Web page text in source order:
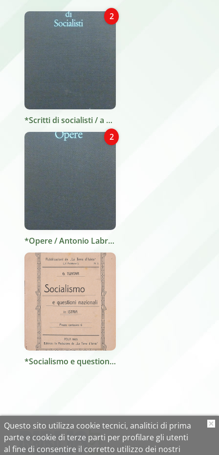
*Scritti di socialisti / a cura di Gian Mario Bravo. - Napoli : F. Rossi, c1972. - 679 p. ; 22 cm.
2
*Opere / Antonio Labriola ; a cura di Franco Sbarberi. - Napoli : F. Rossi, 1972. - 556 p. ; 22 cm.
2
*Socialismo e questioni nazionali in Istria / G. Tuntar. - Pola : La Terra d'Istria, 1905. - 7 p. ; 18 cm. ((Tit. della cop.
Questo sito utilizza cookie tecnici, analitici di prima
parte e cookie di terze parti per profilare gli utenti
al fine di consentire il corretto utilizzo dei nostri